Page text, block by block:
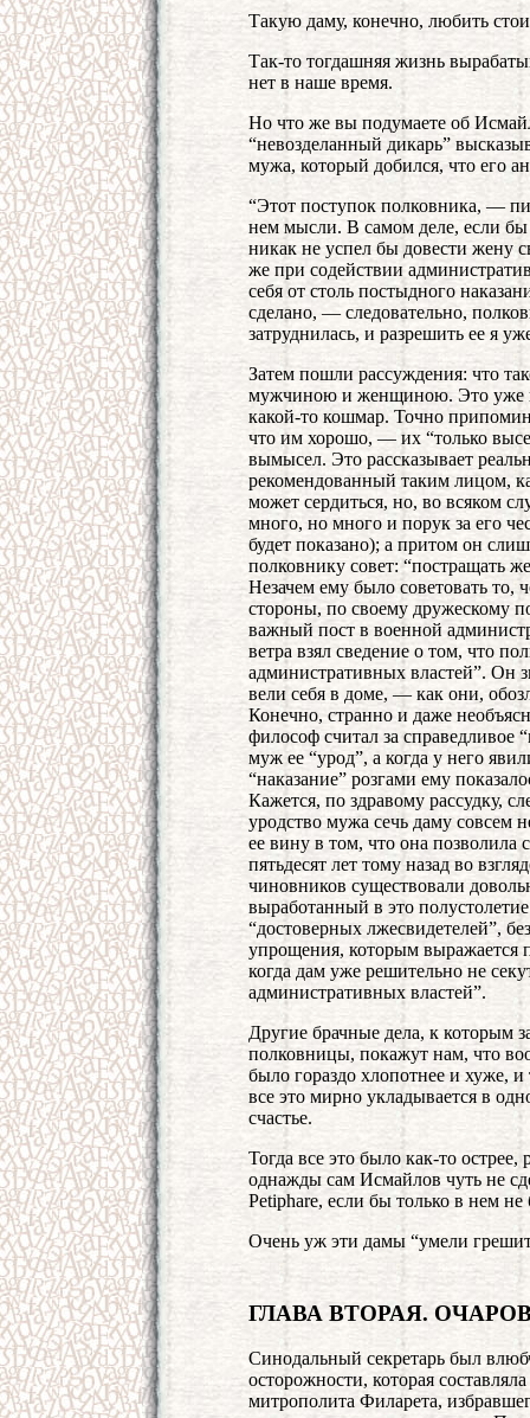
Такую даму, конечно, любить
Так-то тогдашняя жизнь
нет в наше время.
Но что же вы подумаете об
“невозделанный дикарь”
мужа, который добился, что его
“Этот поступок полковника, —
нем мысли. В самом деле, если бы
никак не успел бы довести жену
же при содействии
себя от столь постыдного
сделано, — следовательно,
затруднилась, и разрешить ее я
Затем пошли рассуждения: что
мужчиною и женщиною. Это уже
какой-то кошмар. Точно
что им хорошо, — их “только
вымысел. Это рассказывает
рекомендованный таким лицом,
может сердиться, но, во всяком
много, но много и порук за его
будет показано); а притом он
полковнику совет: “постращать
Незачем ему было советовать
стороны, по своему дружескому
важный пост в военной
ветра взял сведение о том, что
административных властей”. Он
вели себя в доме, — как они,
Конечно, странно и даже
философ считал за справедливое
муж ее “урод”, а когда у него
“наказание” розгами ему
Кажется, по здравому рассудку,
уродство мужа сечь даму совсем
ее вину в том, что она позволила
пятьдесят лет тому назад во
чиновников существовали
выработанный в это
“достоверных лжесвидетелей”,
упрощения, которым выражается
когда дам уже решительно не
административных властей”.
Другие брачные дела, к которым
полковницы, покажут нам, что
было гораздо хлопотнее и хуже,
все это мирно укладывается в
счастье.
Тогда все это было как-то острее,
однажды сам Исмайлов чуть не
Petiphare, если бы только в нем
Очень уж эти дамы “умели
ГЛАВА ВТОРАЯ.
Синодальный секретарь был
осторожности, которая
митрополита Филарета,